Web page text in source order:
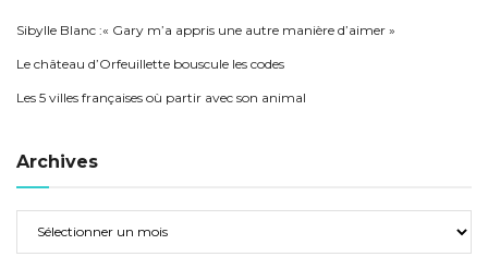
Sibylle Blanc :« Gary m’a appris une autre manière d’aimer »
Le château d’Orfeuillette bouscule les codes
Les 5 villes françaises où partir avec son animal
Archives